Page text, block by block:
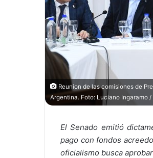
Reunion de las comisiones de
Argentina. Foto: Luciano Ingaramo
El Senado emitió
pago con fondos
oficialismo busca